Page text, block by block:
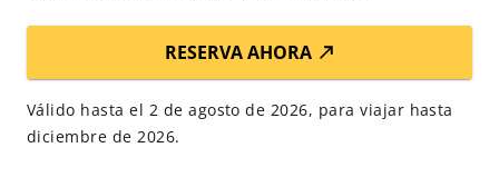
RESERVA AHORA
Válido hasta el 2 de agosto de 2026, para viajar hasta
diciembre de 2026.